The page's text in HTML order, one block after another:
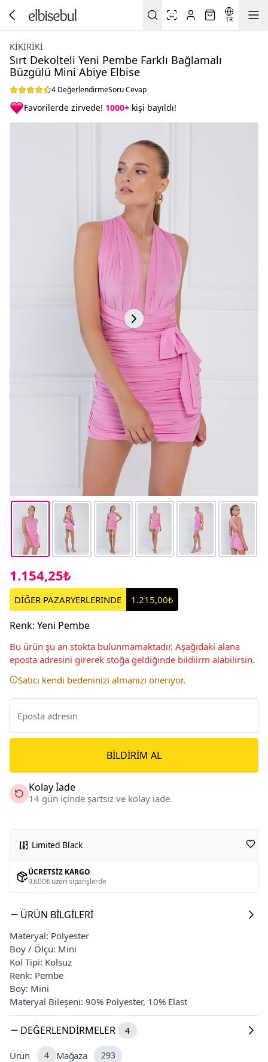
TR
KIKIRIKI
Sırt Dekolteli Yeni Pembe Farklı Bağlamalı
Büzgülü Mini Abiye Elbise
4 DeğerlendirmeSoru Cevap
Favorilerde zirvede! 1000+ kişi bayıldı!
1.154,25₺
DİĞER PAZARYERLERİNDE 1.215,00₺
Renk: Yeni Pembe
Bu ürün şu an stokta bulunmamaktadır. Aşağıdaki alana
eposta adresini girerek stoğa geldiğinde bildiirm alabilirsin.
Satıcı kendi bedeninizi almanızı öneriyor.
BILDIRIM AL
Kolay İade
14 gün içinde şartsız ve kolay iade.
Limited Black
ÜCRETSIZ KARGO
9.600₺ üzeri siparişlerde
ÜRÜN BILGILERI
Materyal: Polyester
Boy / Ölçü: Mini
Kol Tipi: Kolsuz
Renk: Pembe
Boy: Mini
Materyal Bileşeni: 90% Polyester, 10% Elast
DEĞERLENDIRMELER 4
Ürün 4 Mağaza 293